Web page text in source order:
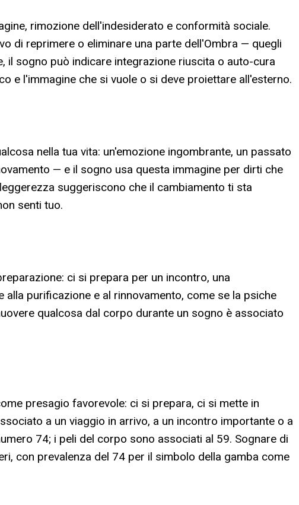
rimozione dell'indesiderato e conformità sociale.
di reprimere o eliminare una parte dell'Ombra — quegli
il sogno può indicare integrazione riuscita o auto-cura
e l'immagine che si vuole o si deve proiettare all'esterno.
nella tua vita: un'emozione ingombrante, un passato
— e il sogno usa questa immagine per dirti che
suggeriscono che il cambiamento ti sta
senti tuo.
ci si prepara per un incontro, una
purificazione e al rinnovamento, come se la psiche
qualcosa dal corpo durante un sogno è associato
presagio favorevole: ci si prepara, ci si mette in
a un viaggio in arrivo, a un incontro importante o a
74; i peli del corpo sono associati al 59. Sognare di
con prevalenza del 74 per il simbolo della gamba come